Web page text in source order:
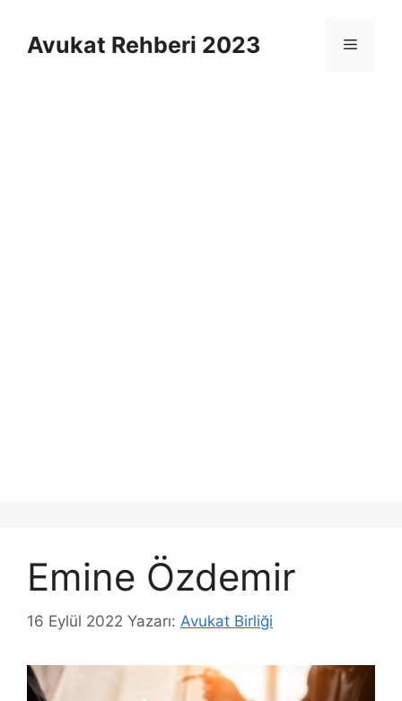
Avukat Rehberi 2023 Menü
Emine Özdemir
16 Eylül 2022 Yazarı: Avukat Birliği